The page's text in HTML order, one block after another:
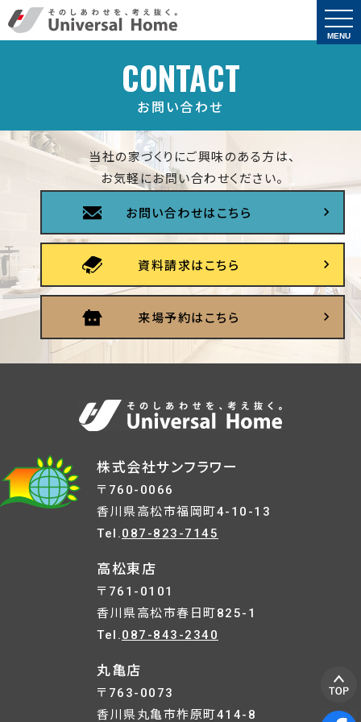
CONTACT
お問い合わせ
当社の家づくりにご興味のある方は、
お気軽にお問い合わせください。
お問い合わせはこちら
資料請求はこちら
来場予約はこちら
株式会社サンフラワー
〒760-0066
香川県高松市福岡町4-10-13
Tel.087-823-7145
高松東店
〒761-0101
香川県高松市春日町825-1
Tel.087-843-2340
丸亀店
〒763-0073
香川県丸亀市柞原町414-8
MENU